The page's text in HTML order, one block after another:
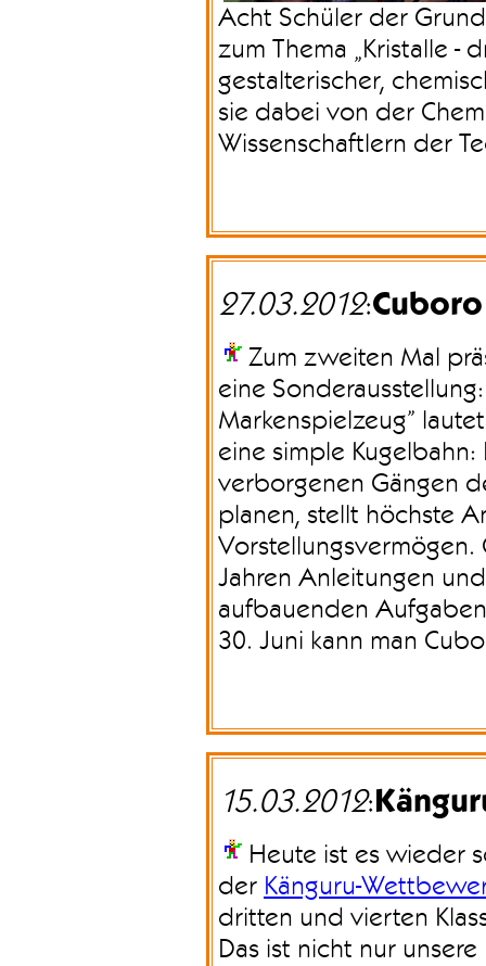
Acht Schüler der
zum Thema „Kristalle -
gestalterischer,
sie dabei von der
Wissenschaftlern der
27.03.2012:
Zum zweiten Mal
eine
Markenspielzeug”
eine simple
verborgenen Gängen
planen, stellt höchste
Jahren Anleitungen
aufbauenden
30. Juni kann man
15.03.2012:
Heute ist es wieder
der Känguru-
dritten und vierten
Das ist nicht nur